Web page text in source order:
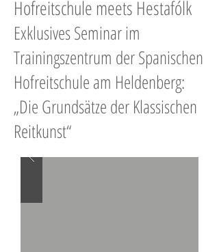
Hofreitschule meets Hestafólk
Exklusives Seminar im
Trainingszentrum derSpanischen
Hofreitschule am Heldenberg:
„Die Grundsätze der Klassischen
Reitkunst“